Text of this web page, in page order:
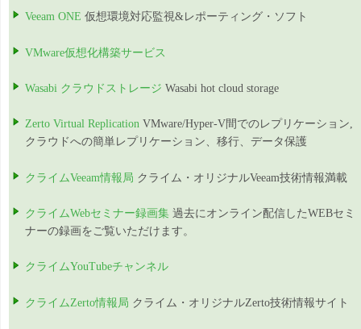
Veeam ONE 仮想環境対応監視&レポーティング・ソフト
VMware仮想化構築サービス
Wasabi クラウドストレージ Wasabi hot cloud storage
Zerto Virtual Replication VMware/Hyper-V間でのレプリケーション,
クラウドへの簡単レプリケーション、移行、データ保護
クライムVeeam情報局 クライム・オリジナルVeeam技術情報満載
クライムWebセミナー録画集 過去にオンライン配信したWEBセミ
ナーの録画をご覧いただけます。
クライムYouTubeチャンネル
クライムZerto情報局 クライム・オリジナルZerto技術情報サイト